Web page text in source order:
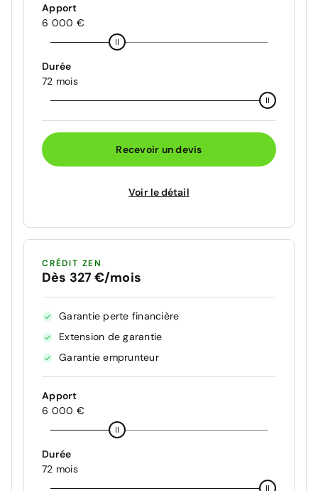
Apport
6 000 €
Durée
72 mois
Recevoir un devis
Voir le détail
CRÉDIT ZEN
Dès 327 €/mois
Garantie perte financière
Extension de garantie
Garantie emprunteur
Apport
6 000 €
Durée
72 mois